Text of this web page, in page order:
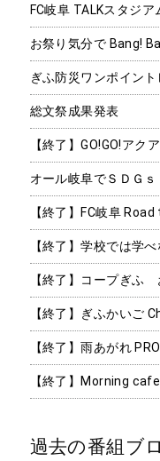
FC岐阜 TALKスタジア
お祭り気分で Bang!
ぎふ防災ワンポイン
総文祭成果発表
【終了】GO!GO!アク
オール岐阜でＳＤＧｓ
【終了】FC岐阜
【終了】学校では学
【終了】コープぎふ
【終了】ぎふかいご
【終了】雨あがれ
【終了】Morning
過去の番組ブ